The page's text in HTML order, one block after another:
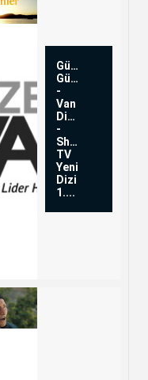
Güzel
Günler
-
Van
Dizisi
-
Show
TV
Yeni
Dizi
1....